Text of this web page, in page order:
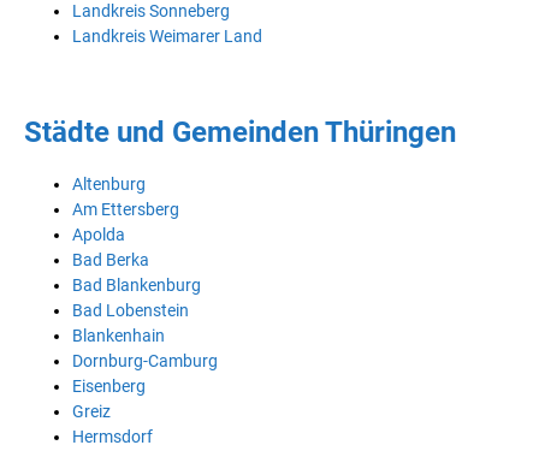
Landkreis Sonneberg
Landkreis Weimarer Land
Städte und Gemeinden Thüringen
Altenburg
Am Ettersberg
Apolda
Bad Berka
Bad Blankenburg
Bad Lobenstein
Blankenhain
Dornburg-Camburg
Eisenberg
Greiz
Hermsdorf